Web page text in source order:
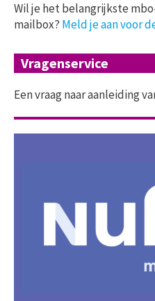
Wil je het belangrijkste
mailbox? Meld je aan voor
Vragenservice
Een vraag naar aanleiding